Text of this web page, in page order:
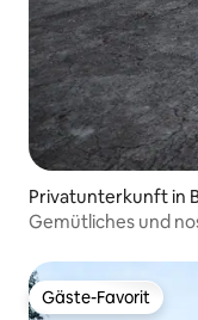
Privatunterkunft in
Gemütliches und
Gäste-Favorit
Gäste-Favorit